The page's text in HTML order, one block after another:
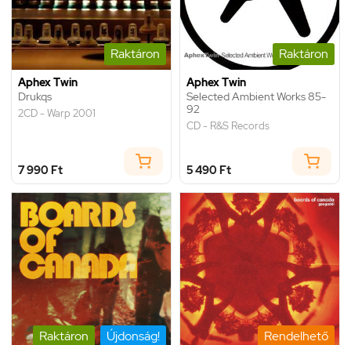
Raktáron
Aphex Twin
Drukqs
2CD - Warp 2001
7 990 Ft
Raktáron
Aphex Twin
Selected Ambient Works 85-
92
CD - R&S Records
5 490 Ft
Raktáron Újdonság! Rendelhető